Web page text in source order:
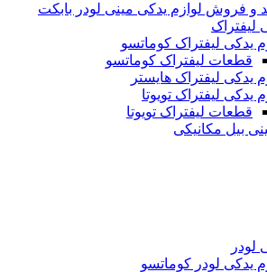
یدکی مینی لودر بابکت
کوماتسو
کوماتسو
هایستر
تویوتا
تویوتا
کوماتسو